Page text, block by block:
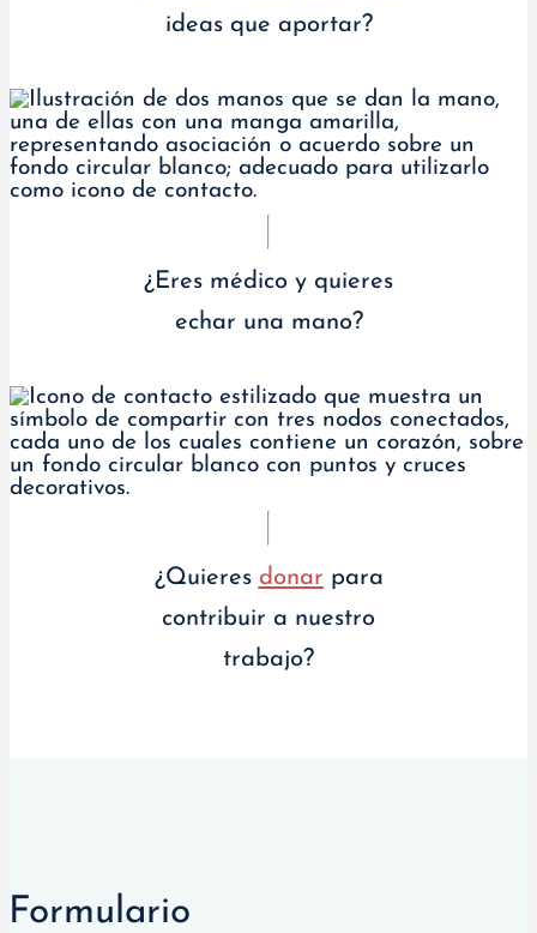
ideas que aportar?
¿Eres médico y quieres
echar una mano?
¿Quieres donar para
contribuir a nuestro
trabajo?
Formulario